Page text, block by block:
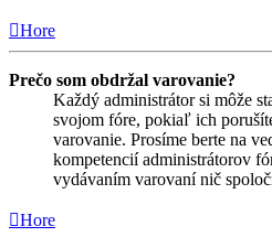
Hore
Prečo som obdržal varovanie?
Každý administrátor si môže
svojom fóre, pokiaľ ich
varovanie. Prosíme berte na
kompetencií administrátorov
vydávaním varovaní nič
Hore